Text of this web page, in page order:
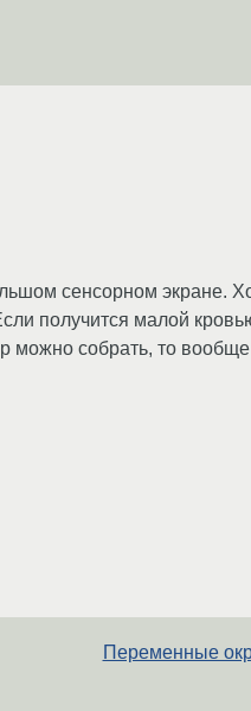
сенсорном экране.
получится малой
можно собрать, то
Переменные